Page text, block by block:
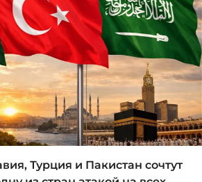
Турция и Пакистан сочтут